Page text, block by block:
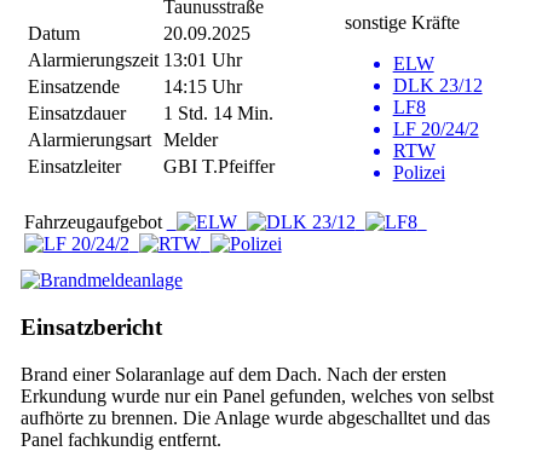
Taunusstraße
Datum
20.09.2025
Alarmierungszeit 13:01 Uhr
Einsatzende
14:15 Uhr
Einsatzdauer
1 Std. 14 Min.
Alarmierungsart
Melder
Einsatzleiter
GBI T.Pfeiffer
sonstige Kräfte
ELW
DLK 23/12
LF8
LF 20/24/2
RTW
Polizei
Fahrzeugaufgebot
Einsatzbericht
Brand einer Solaranlage auf dem Dach. Nach der ersten
Erkundung wurde nur ein Panel gefunden, welches von selbst
aufhörte zu brennen. Die Anlage wurde abgeschalltet und das
Panel fachkundig entfernt.